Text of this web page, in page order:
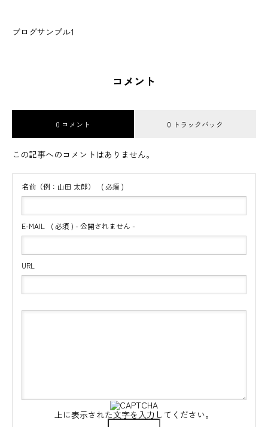
ブログサンプル1
コメント
0 コメント 0 トラックバック
この記事へのコメントはありません。
名前（例：山田 太郎） ( 必須 )
E-MAIL ( 必須 ) - 公開されません -
URL
上に表示された文字を入力してください。